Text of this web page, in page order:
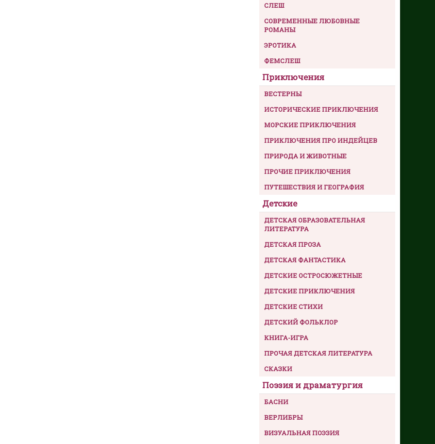
СЛЕШ
СОВРЕМЕННЫЕ ЛЮБОВНЫЕ
РОМАНЫ
ЭРОТИКА
ФЕМСЛЕШ
Приключения
ВЕСТЕРНЫ
ИСТОРИЧЕСКИЕ ПРИКЛЮЧЕНИЯ
МОРСКИЕ ПРИКЛЮЧЕНИЯ
ПРИКЛЮЧЕНИЯ ПРО ИНДЕЙЦЕВ
ПРИРОДА И ЖИВОТНЫЕ
ПРОЧИЕ ПРИКЛЮЧЕНИЯ
ПУТЕШЕСТВИЯ И ГЕОГРАФИЯ
Детские
ДЕТСКАЯ ОБРАЗОВАТЕЛЬНАЯ
ЛИТЕРАТУРА
ДЕТСКАЯ ПРОЗА
ДЕТСКАЯ ФАНТАСТИКА
ДЕТСКИЕ ОСТРОСЮЖЕТНЫЕ
ДЕТСКИЕ ПРИКЛЮЧЕНИЯ
ДЕТСКИЕ СТИХИ
ДЕТСКИЙ ФОЛЬКЛОР
КНИГА-ИГРА
ПРОЧАЯ ДЕТСКАЯ ЛИТЕРАТУРА
СКАЗКИ
Поэзия и драматургия
БАСНИ
ВЕРЛИБРЫ
ВИЗУАЛЬНАЯ ПОЭЗИЯ